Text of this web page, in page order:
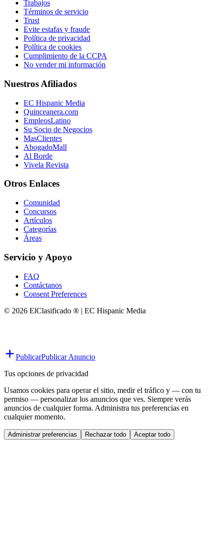
Trabajos
Términos de servicio
Trust
Evite estafas y fraude
Política de privacidad
Política de cookies
Cumplimiento de la CCPA
No vender mi información
Nuestros Afiliados
EC Hispanic Media
Quinceanera.com
EmpleosLatino
Su Socio de Negocios
MasClientes
AbogadoMall
Al Borde
Vivela Revista
Otros Enlaces
Comunidad
Concursos
Artículos
Categorías
Áreas
Servicio y Apoyo
FAQ
Contáctanos
Consent Preferences
© 2026 ElClasificado ® | EC Hispanic Media
PublicarPublicar Anuncio
Tus opciones de privacidad
Usamos cookies para operar el sitio, medir el tráfico y — con tu
permiso — personalizar los anuncios que ves. Siempre verás
anuncios de cualquier forma. Administra tus preferencias en
cualquier momento.
Administrar preferencias Rechazar todo Aceptar todo